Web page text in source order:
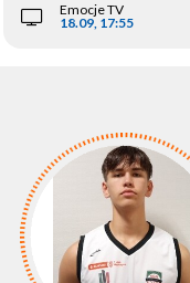
Emocje TV
18.09, 17:55